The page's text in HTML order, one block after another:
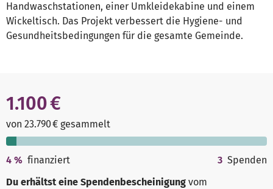
Handwaschstationen, einer Umkleidekabine und einem
Wickeltisch. Das Projekt verbessert die Hygiene- und
Gesundheitsbedingungen für die gesamte Gemeinde.
1.100 €
von 23.790 € gesammelt
4 % finanziert 3 Spenden
Du erhältst eine Spendenbescheinigung vom